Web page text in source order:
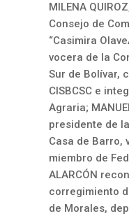
MILENA
Consejo de
“Casimira
vocera de la
Sur de Bolívar,
CISBCSC e
Agraria;
presidente de
Casa de Barro,
miembro de
ALARCÓN
corregimiento
de Morales,